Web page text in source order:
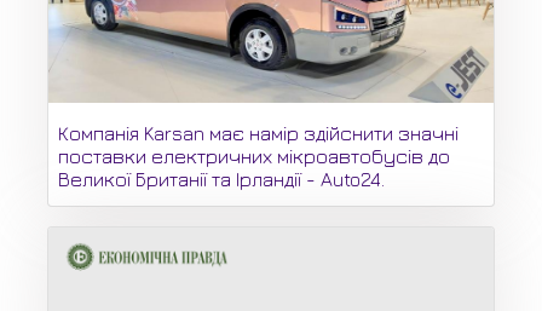
Компанія Karsan має намір здійснити значні
поставки електричних мікроавтобусів до
Великої Британії та Ірландії - Auto24.